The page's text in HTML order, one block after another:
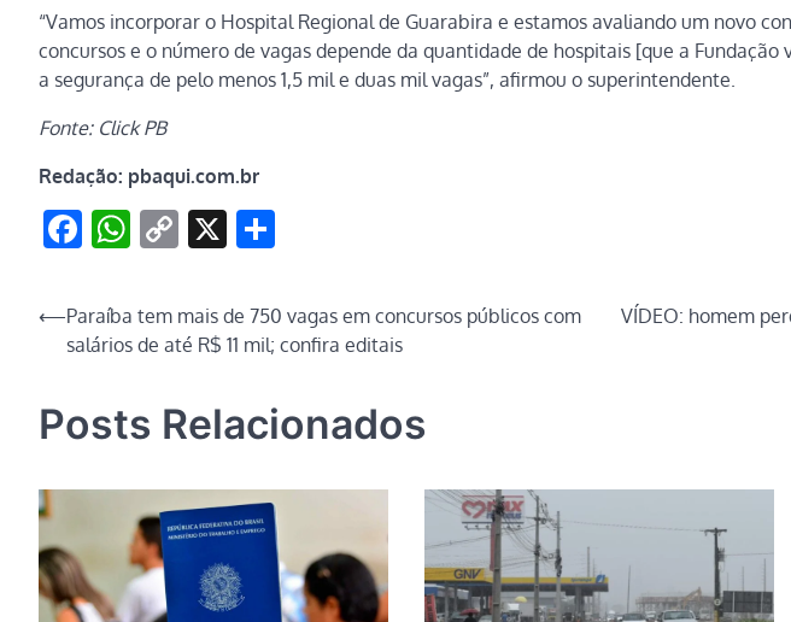
“Vamos incorporar o Hospital Regional de Guarabira e estamos avaliando um novo
concursos e o número de vagas depende da quantidade de hospitais [que a
a segurança de pelo menos 1,5 mil e duas mil vagas”, afirmou o superintendente.
Fonte: Click PB
Redação: pbaqui.com.br
Facebook
WhatsApp
Copy
X
Navegação
⟵Paraíba tem mais de 750 vagas em concursos públicos com
salários de até R$ 11 mil; confira editais
VÍDEO: homem
Posts Relacionados